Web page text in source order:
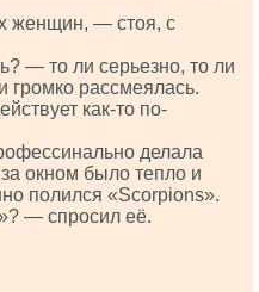
женщин, — стоя, с
— то ли серьезно, то ли
громко рассмеялась.
как-то по-
делала
окном было тепло и
полился «Sсоrрiоns».
— спросил её.